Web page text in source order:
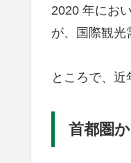
2020 年にお
が、国際観光
ところで、近
首都圏